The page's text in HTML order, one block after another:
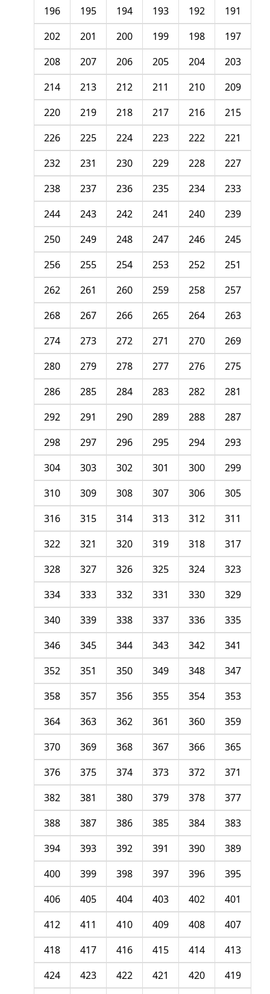
191
192
193
194
195
196
197
198
199
200
201
202
203
204
205
206
207
208
209
210
211
212
213
214
215
216
217
218
219
220
221
222
223
224
225
226
227
228
229
230
231
232
233
234
235
236
237
238
239
240
241
242
243
244
245
246
247
248
249
250
251
252
253
254
255
256
257
258
259
260
261
262
263
264
265
266
267
268
269
270
271
272
273
274
275
276
277
278
279
280
281
282
283
284
285
286
287
288
289
290
291
292
293
294
295
296
297
298
299
300
301
302
303
304
305
306
307
308
309
310
311
312
313
314
315
316
317
318
319
320
321
322
323
324
325
326
327
328
329
330
331
332
333
334
335
336
337
338
339
340
341
342
343
344
345
346
347
348
349
350
351
352
353
354
355
356
357
358
359
360
361
362
363
364
365
366
367
368
369
370
371
372
373
374
375
376
377
378
379
380
381
382
383
384
385
386
387
388
389
390
391
392
393
394
395
396
397
398
399
400
401
402
403
404
405
406
407
408
409
410
411
412
413
414
415
416
417
418
419
420
421
422
423
424